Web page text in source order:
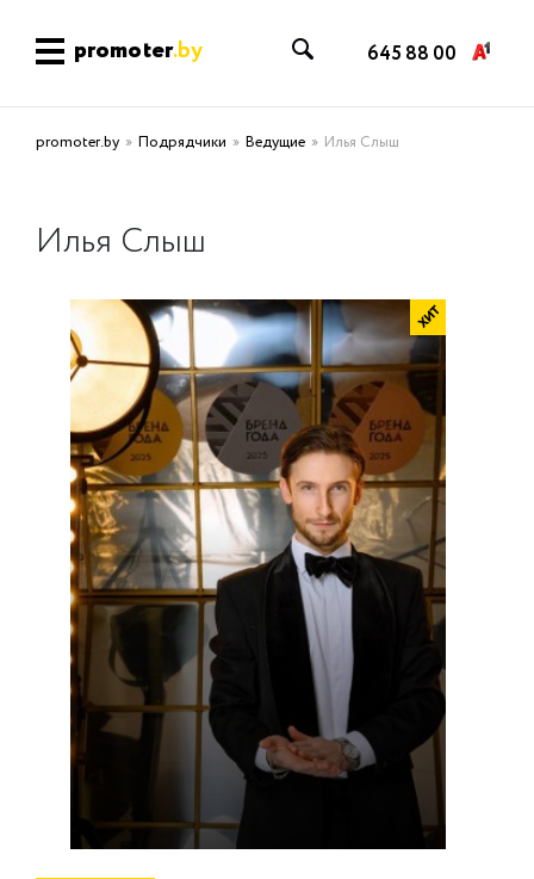
promoter.by 645 88 00
promoter.by Подрядчики Ведущие Илья Слыш
Илья Слыш